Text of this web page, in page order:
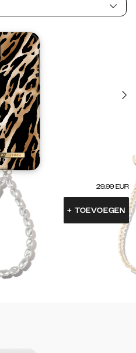
29.99 EUR
+ TOEVOEGEN